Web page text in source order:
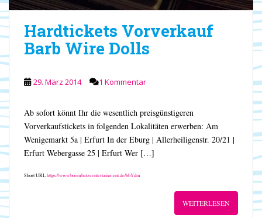
Hardtickets Vorverkauf
Barb Wire Dolls
29. März 2014 1 Kommentar
Ab sofort könnt Ihr die wesentlich preisgünstigeren
Vorverkaufstickets in folgenden Lokalitäten erwerben: Am
Wenigemarkt 5a | Erfurt In der Eburg | Allerheiligenstr. 20/21 |
Erfurt Webergasse 25 | Erfurt Wer […]
Short URLhttps://www.boombatzeentertainment.de/bbYdm
WEITERLESEN